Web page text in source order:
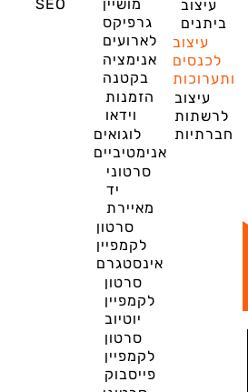
עיצוב
ביתנים
עיצוב
לכנסים
ותערוכות
עיצוב
לרשתות
חברתיות
מושיין
גרפיקס
לארועים
אנימציה
בקטנה
הזמנות
וידאו
לוגואים
אנימטיביים
סרטוני
יד
מאיירת
סרטון
לקמפיין
אינסטגרם
סרטון
לקמפיין
יוטיוב
סרטון
לקמפיין
פייסבוק
SEO